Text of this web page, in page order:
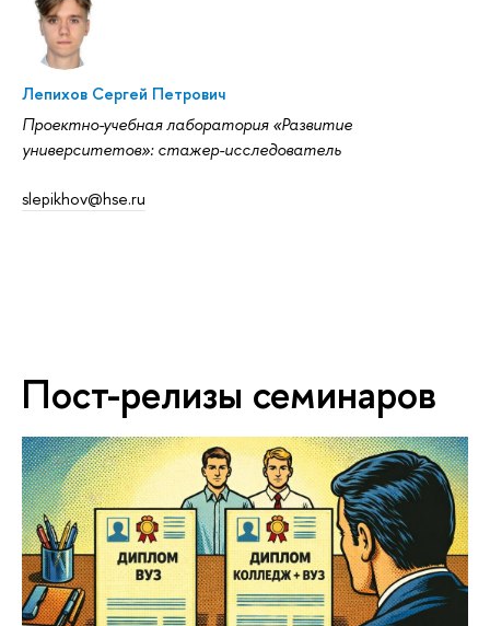
Лепихов Сергей Петрович
Проектно-учебная лаборатория «Развитие
университетов»: стажер-исследователь
slepikhov@hse.ru
Пост-релизы семинаров